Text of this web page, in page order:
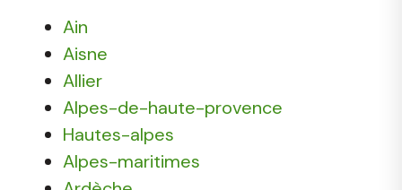
Ain
Aisne
Allier
Alpes-de-haute-provence
Hautes-alpes
Alpes-maritimes